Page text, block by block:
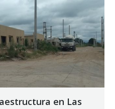
en Las